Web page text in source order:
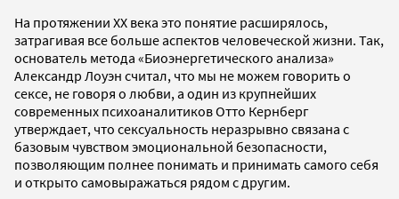
На протяжении ХХ века это понятие расширялось,
затрагивая все больше аспектов человеческой жизни. Так,
основатель метода «Биоэнергетического анализа»
Александр Лоуэн считал, что мы не можем говорить о
сексе, не говоря о любви, а один из крупнейших
современных психоаналитиков Отто Кернберг
утверждает, что сексуальность неразрывно связана с
базовым чувством эмоциональной безопасности,
позволяющим полнее понимать и принимать самого себя
и открыто самовыражаться рядом с другим.